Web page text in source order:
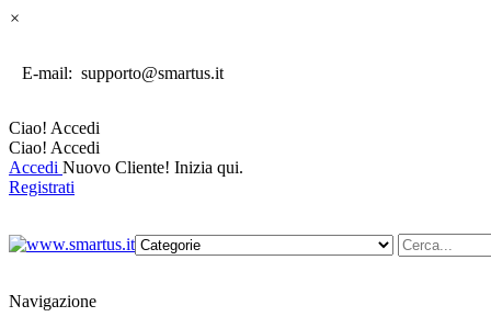
×
E-mail: supporto@smartus.it
Ciao! Accedi
Ciao! Accedi
Accedi Nuovo Cliente! Inizia qui.
Registrati
Navigazione